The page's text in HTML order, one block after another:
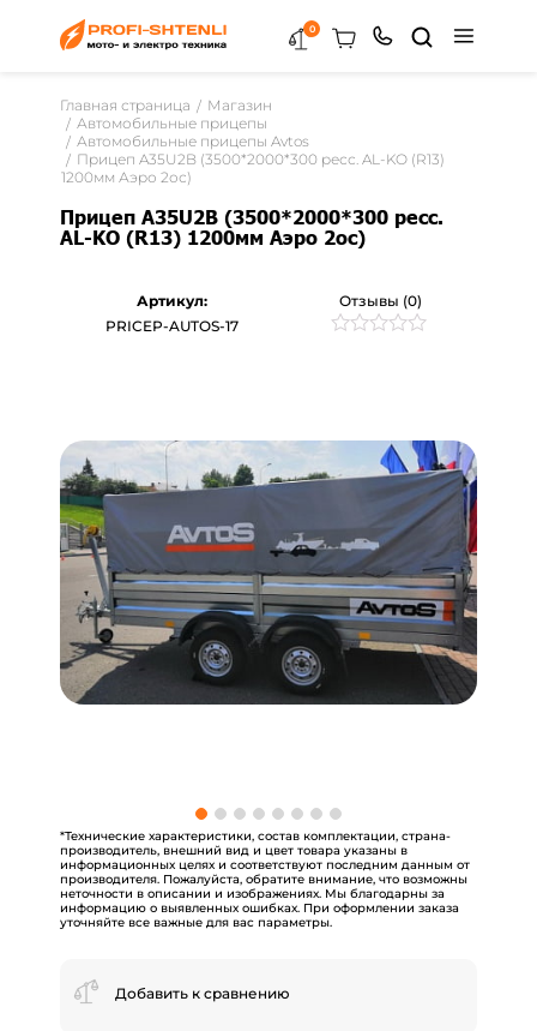
0
Главная страница
Магазин
Автомобильные прицепы
Автомобильные прицепы Avtos
Прицеп A35U2B (3500*2000*300 ресс. AL-KO (R13)
1200мм Аэро 2ос)
Прицеп A35U2B (3500*2000*300 ресс.
AL-KO (R13) 1200мм Аэро 2ос)
Отзывы (0)
основе
опроса
пользователей
Артикул:
PRICEP-AUTOS-17
*Технические характеристики, состав комплектации, страна-
производитель, внешний вид и цвет товара указаны в
информационных целях и соответствуют последним данным от
производителя. Пожалуйста, обратите внимание, что возможны
неточности в описании и изображениях. Мы благодарны за
информацию о выявленных ошибках. При оформлении заказа
уточняйте все важные для вас параметры.
Добавить к сравнению